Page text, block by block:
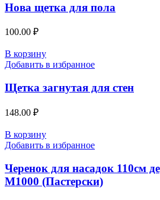
Нова щетка для пола
100.00 ₽
В корзину
Добавить в избранное
Щетка загнутая для стен
148.00 ₽
В корзину
Добавить в избранное
Черенок для насадок 110см
М1000 (Пастерски)